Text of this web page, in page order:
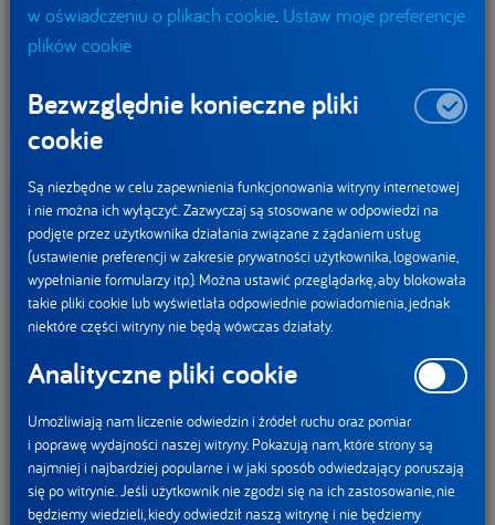
się społeczeństwa staje się konieczność rozwoju opieki
długoterminowej dla pacjentów przewlekle chorych i osób
więcej
Sprawdź również aktualności
produktowe spółek DANONE
Produkty mleczne
i pochodzenia roślinnego
w oświadczeniu o plikach cookie. Ustaw moje preferencje
plików cookie
Bezwzględnie konieczne pliki
cookie
Są niezbędne w celu zapewnienia funkcjonowania witryny internetowej
i nie można ich wyłączyć. Zazwyczaj są stosowane w odpowiedzi na
podjęte przez użytkownika działania związane z żądaniem usług
(ustawienie preferencji w zakresie prywatności użytkownika, logowanie,
wypełnianie formularzy itp.). Można ustawić przeglądarkę, aby blokowała
takie pliki cookie lub wyświetlała odpowiednie powiadomienia, jednak
niektóre części witryny nie będą wówczas działały.
Analityczne pliki cookie
Umożliwiają nam liczenie odwiedzin i źródeł ruchu oraz pomiar
i poprawę wydajności naszej witryny. Pokazują nam, które strony są
najmniej i najbardziej popularne i w jaki sposób odwiedzający poruszają
się po witrynie. Jeśli użytkownik nie zgodzi się na ich zastosowanie, nie
będziemy wiedzieli, kiedy odwiedził naszą witrynę i nie będziemy